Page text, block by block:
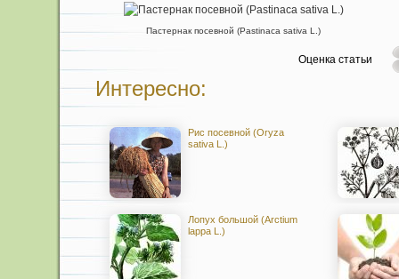
Пастернак посевной (Pastinaca sativa L.)
Оценка статьи
Интересно:
Рис посевной (Oryza
sativa L.)
Лопух большой (Arctium
lappa L.)